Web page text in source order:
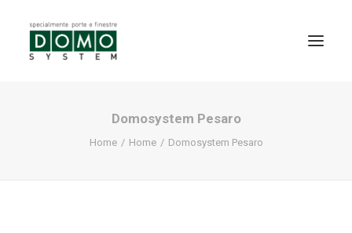
Domosystem Pesaro
Home Home Domosystem Pesaro